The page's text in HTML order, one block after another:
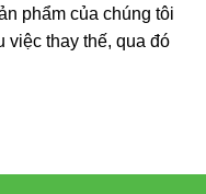
phẩm của chúng tôi
việc thay thế, qua đó